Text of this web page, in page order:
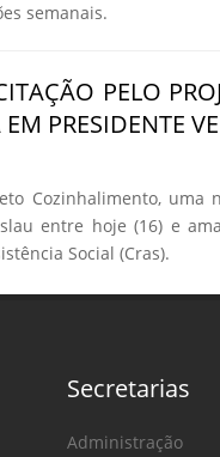
semanais.
PELO
PRESIDENTE
Cozinhalimento, uma
entre hoje (16) e
Social (Cras).
Secretarias
Administração